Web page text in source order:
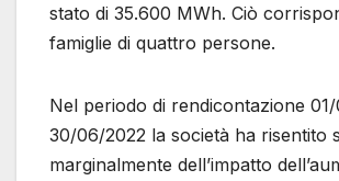
stato di 35.600 MWh. Ciò
famiglie di quattro persone.
Nel periodo di rendicontazione
30/06/2022 la società ha risentito
marginalmente dell’impatto